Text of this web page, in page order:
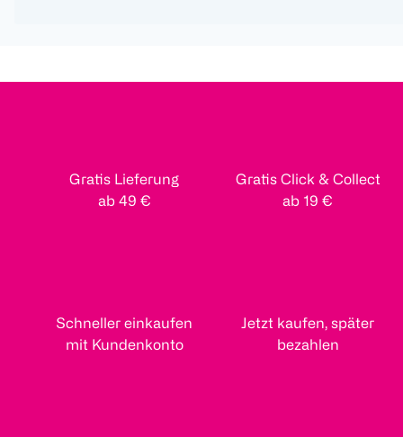
Gratis Lieferung
ab 49 €
Gratis Click & Collect
ab 19 €
Schneller einkaufen
mit Kundenkonto
Jetzt kaufen, später
bezahlen